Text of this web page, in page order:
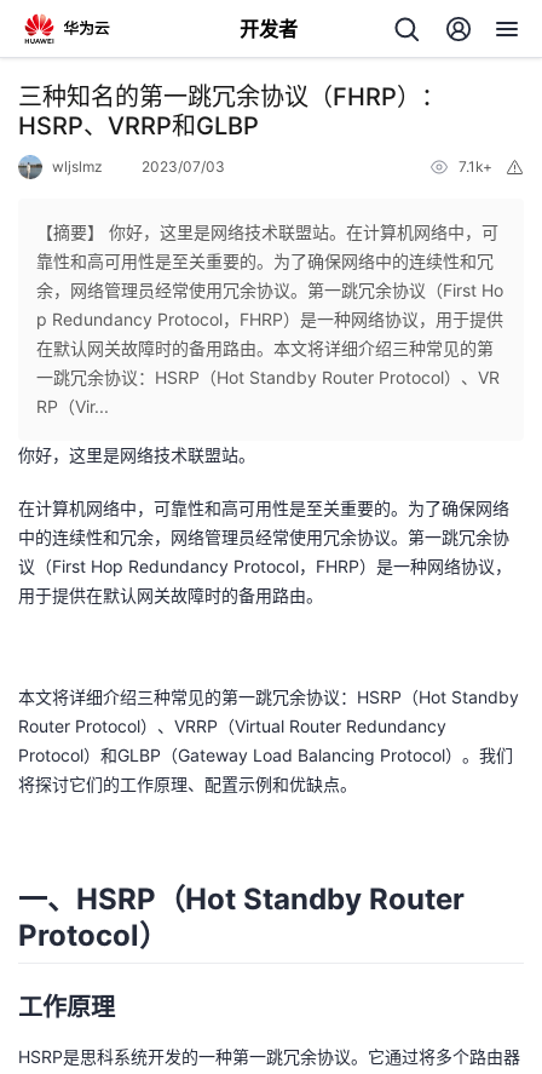
开发者
返
回
个
人
主
页
我
的
开
发
者
的
博
我
的
我
子
直
播
的
活
动
我
的
关
我
的
我
三种知名的第一跳冗余协议（FHRP）：
HSRP、VRRP和GLBP
wljslmz 2023/07/03 7.1k+
【摘要】 你好，这里是网络技术联盟站。在计算机网络中，可
靠性和高可用性是至关重要的。为了确保网络中的连续性和冗
余，网络管理员经常使用冗余协议。第一跳冗余协议（First Ho
p Redundancy Protocol，FHRP）是一种网络协议，用于提供
在默认网关故障时的备用路由。本文将详细介绍三种常见的第
一跳冗余协议：HSRP（Hot Standby Router Protocol）、VR
RP（Vir...
你好，这里是网络技术联盟站。
在计算机网络中，可靠性和高可用性是至关重要的。为了确保网络
中的连续性和冗余，网络管理员经常使用冗余协议。第一跳冗余协
议（First Hop Redundancy Protocol，FHRP）是一种网络协议，
用于提供在默认网关故障时的备用路由。
本文将详细介绍三种常见的第一跳冗余协议：HSRP（Hot Standby
Router Protocol）、VRRP（Virtual Router Redundancy
Protocol）和GLBP（Gateway Load Balancing Protocol）。我们
将探讨它们的工作原理、配置示例和优缺点。
一、HSRP（Hot Standby Router
Protocol）
工作原理
HSRP是思科系统开发的一种第一跳冗余协议。它通过将多个路由器